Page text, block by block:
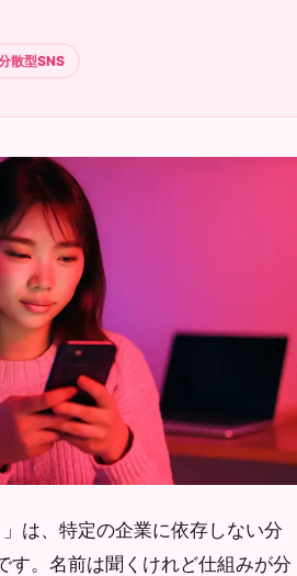
散型SNS
は、特定の企業に依存しない分
す。名前は聞くけれど仕組みが分